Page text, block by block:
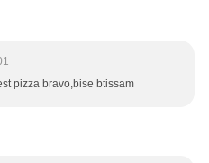
pizza bravo,bise btissam